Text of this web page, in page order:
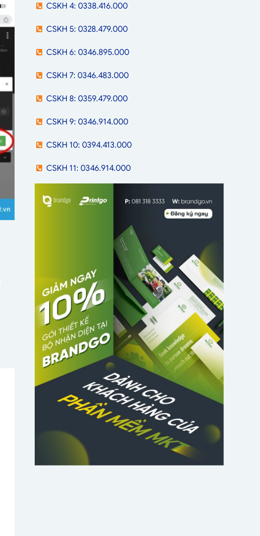
CSKH 4: 0338.416.000
CSKH 5: 0328.479.000
CSKH 6: 0346.895.000
CSKH 7: 0346.483.000
CSKH 8: 0359.479.000
CSKH 9: 0346.914.000
CSKH 10: 0394.413.000
CSKH 11: 0346.914.000